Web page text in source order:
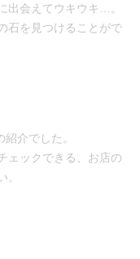
出会えてウキウキ…。
石を見つけることがで
介でした。
ェックできる、お店の
。